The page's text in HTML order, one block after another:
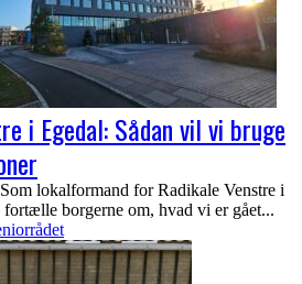
i Egedal: Sådan vil vi bruge
lokalformand for Radikale Venstre i
borgerne om, hvad vi er gået...